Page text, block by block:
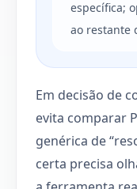
específica;
ao restante
Em decisão de
evita comparar
genérica de
certa precisa